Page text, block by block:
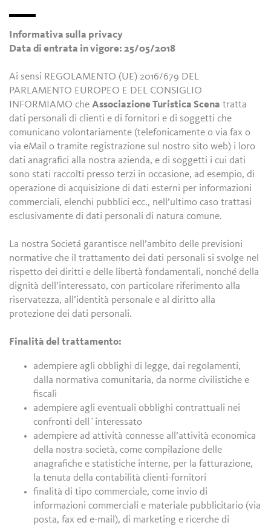
Informativa sulla privacy
Data di entrata in vigore: 25/05/2018
Ai sensi REGOLAMENTO (UE) 2016/679 DEL
PARLAMENTO EUROPEO E DEL CONSIGLIO
INFORMIAMO cheAssociazione Turistica Scena tratta
dati personali di clienti e di fornitori e di soggetti che
comunicano volontariamente (telefonicamente o via fax o
via eMail o tramite registrazione sul nostro sito web) i loro
dati anagrafici alla nostra azienda, e di soggetti i cui dati
sono stati raccolti presso terzi in occasione, ad esempio, di
operazione di acquisizione di dati esterni per informazioni
commerciali, elenchi pubblici ecc., nell’ultimo caso trattasi
esclusivamente di dati personali di natura comune.
La nostra Societá garantisce nell’ambito delle previsioni
normative che il trattamento dei dati personali si svolge nel
rispetto dei diritti e delle libertà fondamentali, nonché della
dignità dell’interessato, con particolare riferimento alla
riservatezza, all’identità personale e al diritto alla
protezione dei dati personali.
Finalità del trattamento:
adempiere agli obblighi di legge, dai regolamenti,
dalla normativa comunitaria, da norme civilistiche e
fiscali
adempiere agli eventuali obblighi contrattuali nei
confronti dell´interessato
adempiere ad attività connesse all’attività economica
della nostra società, come compilazione delle
anagrafiche e statistiche interne, per la fatturazione,
la tenuta della contabilità clienti-fornitori
finalità di tipo commerciale, come invio di
informazioni commerciali e materiale pubblicitario (via
posta, fax ed e-mail), di marketing e ricerche di